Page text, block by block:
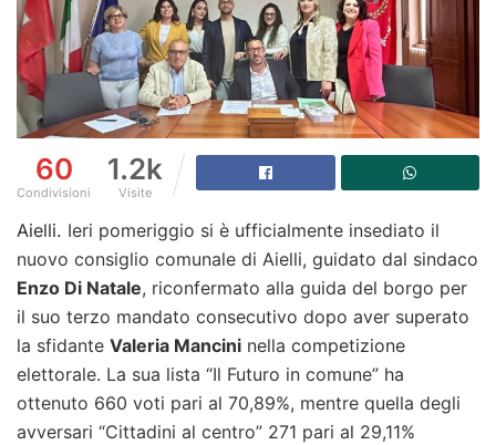
60
Condivisioni
1.2k
Visite
Aielli. Ieri pomeriggio si è ufficialmente insediato il
nuovo consiglio comunale di Aielli, guidato dal sindaco
Enzo Di Natale, riconfermato alla guida del borgo per
il suo terzo mandato consecutivo dopo aver superato
la sfidante Valeria Mancini nella competizione
elettorale. La sua lista “Il Futuro in comune” ha
ottenuto 660 voti pari al 70,89%, mentre quella degli
avversari “Cittadini al centro” 271 pari al 29,11%